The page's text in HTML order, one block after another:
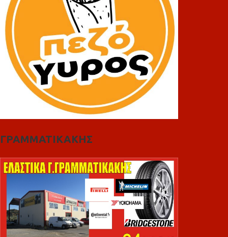
ΓΡΑΜΜΑΤΙΚΑΚΗΣ